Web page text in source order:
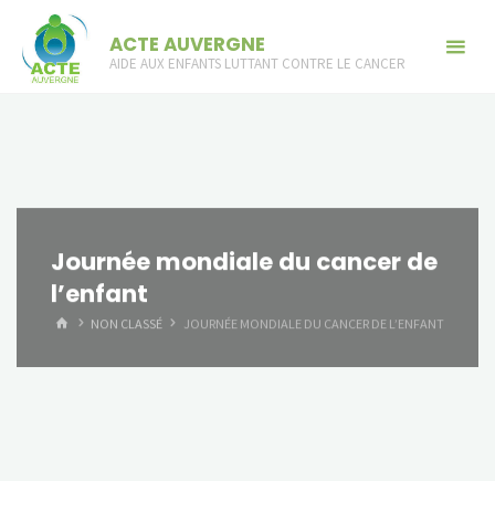
content
ACTE AUVERGNE
AIDE AUX ENFANTS LUTTANT CONTRE LE CANCER
Journée mondiale du cancer de
l’enfant
HOMENON CLASSÉ JOURNÉE MONDIALE DU CANCER DE L’ENFANT